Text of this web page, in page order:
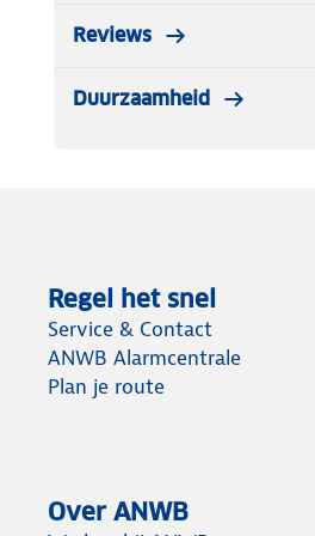
Reviews
Duurzaamheid
Regel het snel
Service & Contact
ANWB Alarmcentrale
Plan je route
Over ANWB